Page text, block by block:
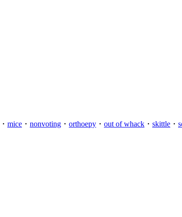
・ mice ・ nonvoting ・ orthoepy ・ out of whack ・ skittle ・